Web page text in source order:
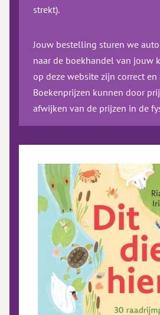
strekt).
Jouw bestelling sturen we
naar de boekhandel van jouw
op deze website zijn correct en
Boekenprijzen kunnen door
afwijken van de prijzen in de